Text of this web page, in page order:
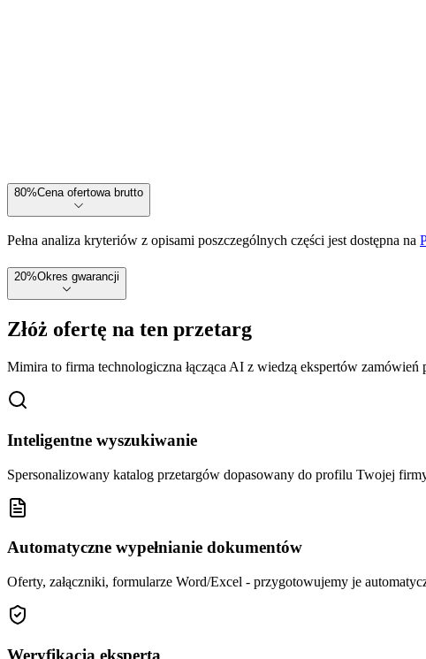
80%Cena ofertowa brutto
Pełna analiza kryteriów z opisami poszczególnych części jest dostępna na
20%Okres gwarancji
Złóż ofertę na ten przetarg
Mimira to firma technologiczna łącząca AI z wiedzą ekspertów
Inteligentne wyszukiwanie
Spersonalizowany katalog przetargów dopasowany do profilu Twojej
Automatyczne wypełnianie dokumentów
Oferty, załączniki, formularze Word/Excel - przygotowujemy je
Weryfikacja eksperta